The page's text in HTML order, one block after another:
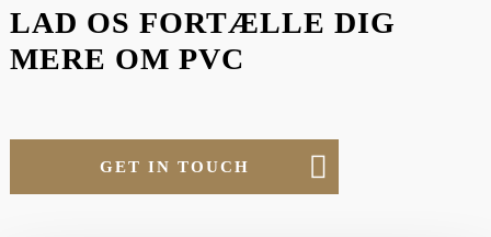
LAD OS FORTÆLLE DIG
MERE OM PVC
GET IN TOUCH